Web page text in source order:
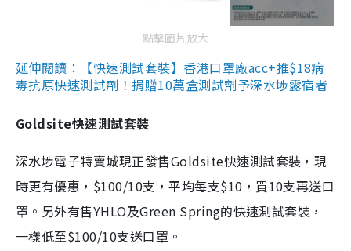
點擊圖片放大
延伸閱讀：【快速測試套裝】香港口罩廠acc+推$18病
毒抗原快速測試劑！捐贈10萬盒測試劑予深水埗露宿者
Goldsite快速測試套裝
深水埗電子特賣城現正發售Goldsite快速測試套裝，現
時更有優惠，$100/10支，平均每支$10，買10支再送口
罩。另外有售YHLO及Green Spring的快速測試套裝，
一樣低至$100/10支送口罩。